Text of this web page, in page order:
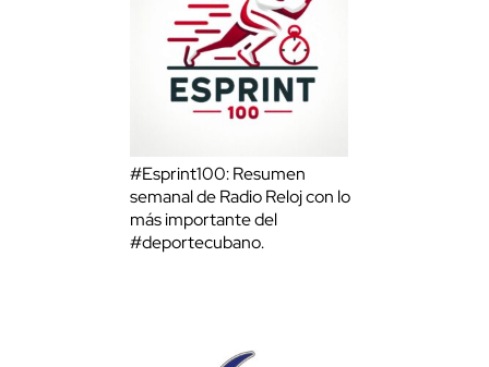
#Esprint100: Resumen
semanal de Radio Reloj con lo
más importante del
#deportecubano.